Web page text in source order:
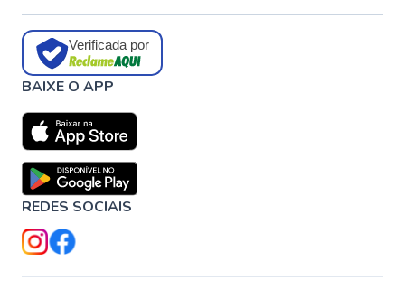
Verificada por
BAIXE O APP
REDES SOCIAIS